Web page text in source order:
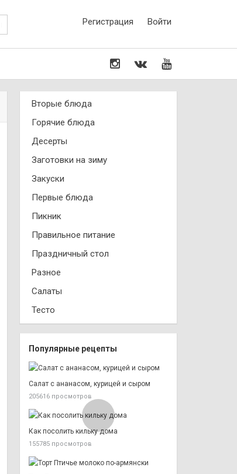
Регистрация Войти
Вторые блюда
Горячие блюда
Десерты
Заготовки на зиму
Закуски
Первые блюда
Пикник
Правильное питание
Праздничный стол
Разное
Салаты
Тесто
Популярные рецепты
Салат с ананасом, курицей и сыром
205616 просмотров
Как посолить кильку дома
155785 просмотров